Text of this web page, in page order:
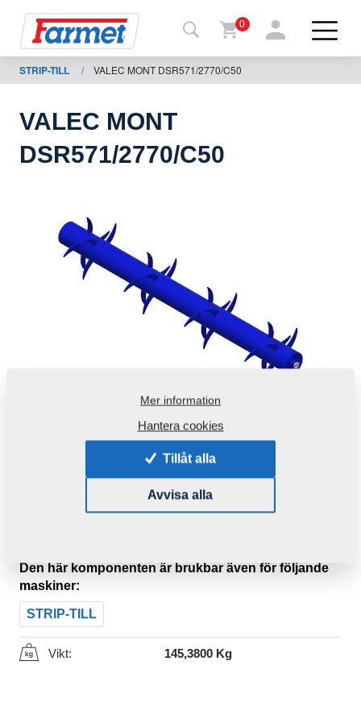
shop
maskiner
0
STRIP-TILL / VALEC MONT DSR571/2770/C50
VALEC MONT
DSR571/2770/C50
Produktkod: VZ00040903ND
Den här komponenten är brukbar även för följande
maskiner:
STRIP-TILL
Vikt: 145,3800 Kg
Mer information
Hantera cookies
Tillåt alla
Avvisa alla